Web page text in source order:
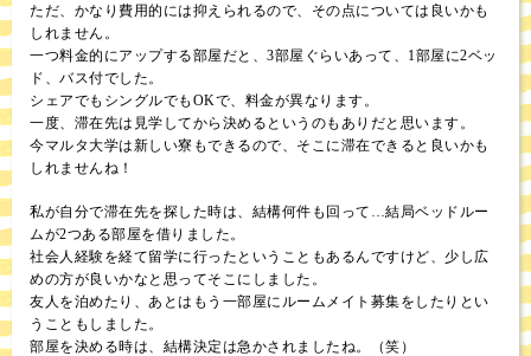
ただ、かなり費用的には抑えられるので、その点については良いかも
しれません。
一つ料金的にアップする部屋だと、3部屋ぐらいあって、1部屋に2ベッ
ド、バス付でした。
シェアでもシングルでもOKで、料金が異なります。
一度、滞在先は見学してから決めるというのもありだと思います。
今マルタ大学は新しい寮もできるので、そこに滞在できると良いかも
しれませんね！
私が自分で滞在先を探した時は、結構何件も回って…結局ベッドルー
ムが2つある部屋を借りました。
社会人経験を経て留学に行ったということもあるんですけど、少し広
めの方が良いかなと思ってそこにしました。
友人を泊めたり、あとはもう一部屋にルームメイト募集をしたりとい
うこともしました。
部屋を決める時は、結構決定は急かされましたね。（笑）